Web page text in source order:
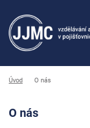
Úvod O nás
O nás